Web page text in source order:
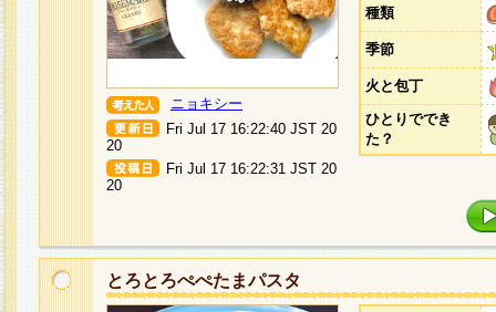
ニョキシー
Fri Jul 17 16:22:40 JST 20
20
Fri Jul 17 16:22:31 JST 20
20
種類
季節
火と包丁
ひとりででき
た？
とろとろぺぺたまパスタ